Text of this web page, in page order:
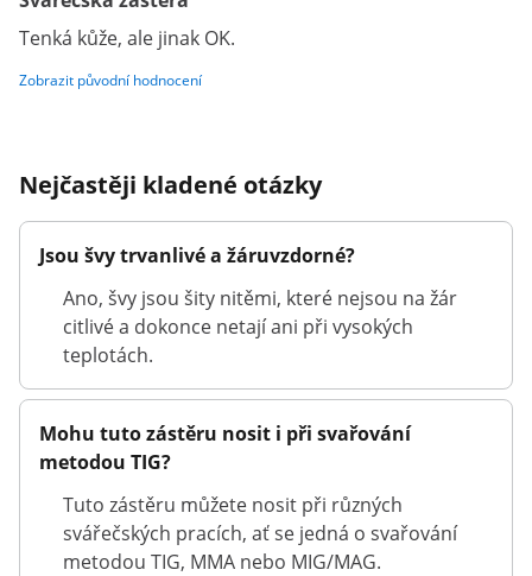
Tenká kůže, ale jinak OK.
Zobrazit původní hodnocení
Nejčastěji kladené otázky
Jsou švy trvanlivé a žáruvzdorné?
Ano, švy jsou šity nitěmi, které nejsou na žár
citlivé a dokonce netají ani při vysokých
teplotách.
Mohu tuto zástěru nosit i při svařování
metodou TIG?
Tuto zástěru můžete nosit při různých
svářečských pracích, ať se jedná o svařování
metodou TIG, MMA nebo MIG/MAG.